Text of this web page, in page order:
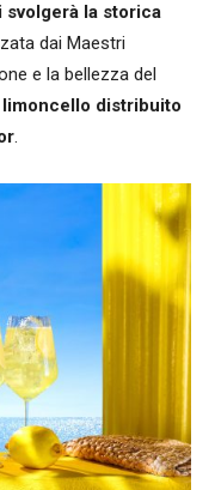
svolgerà la storica
dai Maestri
e la bellezza del
distribuito
.